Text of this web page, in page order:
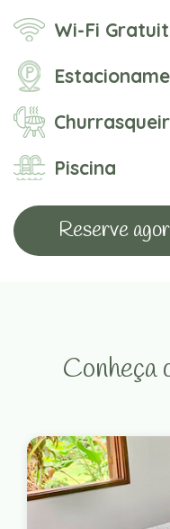
Wi-Fi
Piscina
Reserve
Conheça